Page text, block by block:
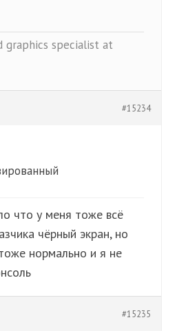
graphics specialist at
#15234
что у меня тоже всё
чёрный экран, но
нормально и я не
#15235